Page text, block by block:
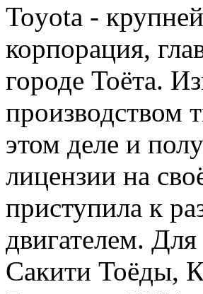
Toyota -
корпорация,
городе Тоёта.
производством
этом деле и
лицензии на
приступила к
двигателем.
Сакити Тоёды,